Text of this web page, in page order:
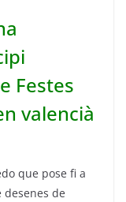
Festes
valencià
que pose fi a
de